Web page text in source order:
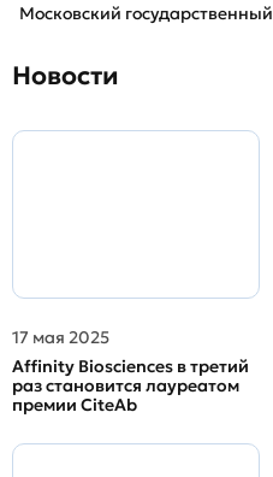
Московский
Новости
17 мая 2025
Affinity Biosciences в третий
раз становится лауреатом
премии CiteAb